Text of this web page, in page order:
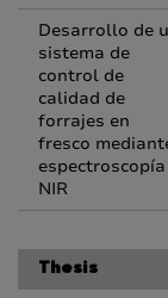
Desarrollo de
sistema de
control de
calidad de
forrajes en
fresco
espectroscopía
NIR
Thesis